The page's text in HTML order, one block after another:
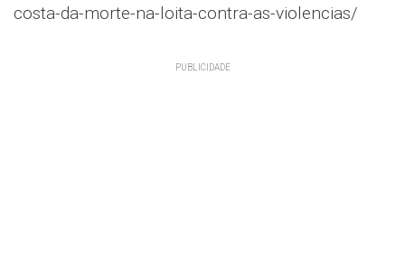
costa-da-morte-na-loita-contra-as-violencias/